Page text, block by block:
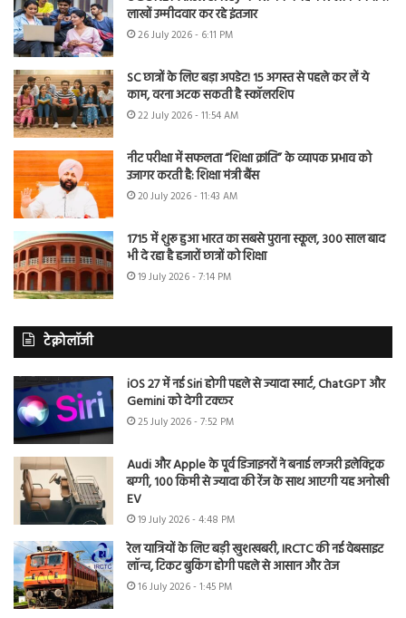
लाखों उम्मीदवार कर रहे इंतजार
26 July 2026 - 6:11 PM
SC छात्रों के लिए बड़ा अपडेट! 15 अगस्त से पहले कर लें ये
काम, वरना अटक सकती है स्कॉलरशिप
22 July 2026 - 11:54 AM
नीट परीक्षा में सफलता “शिक्षा क्रांति” के व्यापक प्रभाव को
उजागर करती है: शिक्षा मंत्री बैंस
20 July 2026 - 11:43 AM
1715 में शुरू हुआ भारत का सबसे पुराना स्कूल, 300 साल बाद
भी दे रहा है हजारों छात्रों को शिक्षा
19 July 2026 - 7:14 PM
टेक्नोलॉजी
iOS 27 में नई Siri होगी पहले से ज्यादा स्मार्ट, ChatGPT और
Gemini को देगी टक्कर
25 July 2026 - 7:52 PM
Audi और Apple के पूर्व डिजाइनरों ने बनाई लग्जरी इलेक्ट्रिक
बग्गी, 100 किमी से ज्यादा की रेंज के साथ आएगी यह अनोखी
EV
19 July 2026 - 4:48 PM
रेल यात्रियों के लिए बड़ी खुशखबरी, IRCTC की नई वेबसाइट
लॉन्च, टिकट बुकिंग होगी पहले से आसान और तेज
16 July 2026 - 1:45 PM